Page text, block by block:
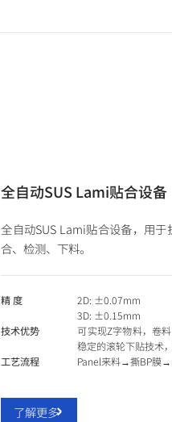
全自动SUS Lami贴合设备
全自动SUS Lami贴合设备，用
合、检测、下料。
精 度
2D: ±0.07mm
3D: ±0.15mm
技术优势
可实现Z字物料，卷
稳定的滚轮下贴技术
工艺流程
Panel来料→撕BP膜
了解更多